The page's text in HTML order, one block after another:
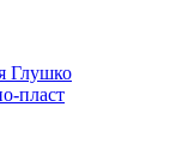
Глушко
пласт